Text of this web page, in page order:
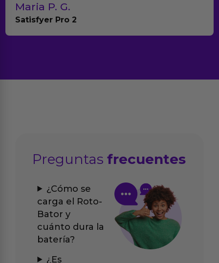
Teresa y Diego
Anna Huevo Vibrador
Preguntasfrecuentes
¿Cómo se
carga el Roto-
Bator y
cuánto dura la
batería?
¿Es